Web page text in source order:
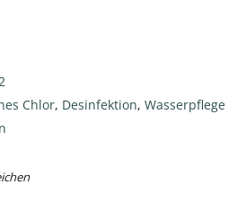
Chlor, Desinfektion, Wasserpflege